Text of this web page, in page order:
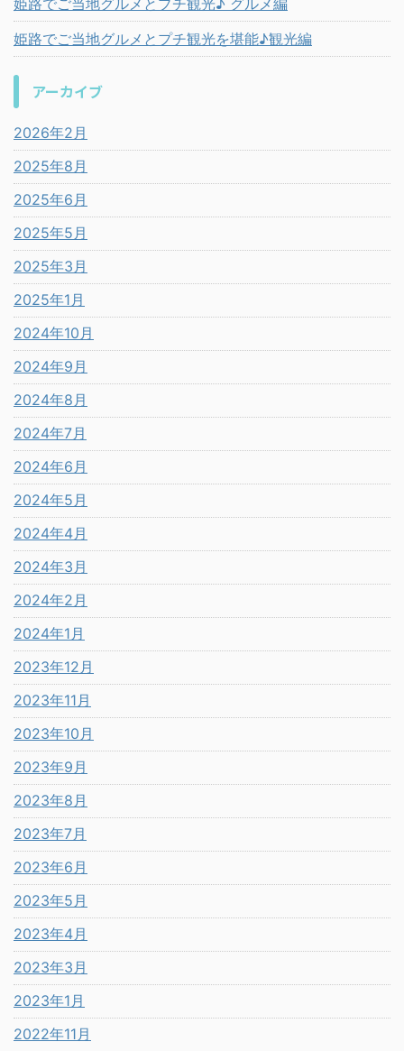
姫路でご当地グルメとプチ観光を堪能♪観光編
アーカイブ
2026年2月
2025年8月
2025年6月
2025年5月
2025年3月
2025年1月
2024年10月
2024年9月
2024年8月
2024年7月
2024年6月
2024年5月
2024年4月
2024年3月
2024年2月
2024年1月
2023年12月
2023年11月
2023年10月
2023年9月
2023年8月
2023年7月
2023年6月
2023年5月
2023年4月
2023年3月
2023年1月
2022年11月